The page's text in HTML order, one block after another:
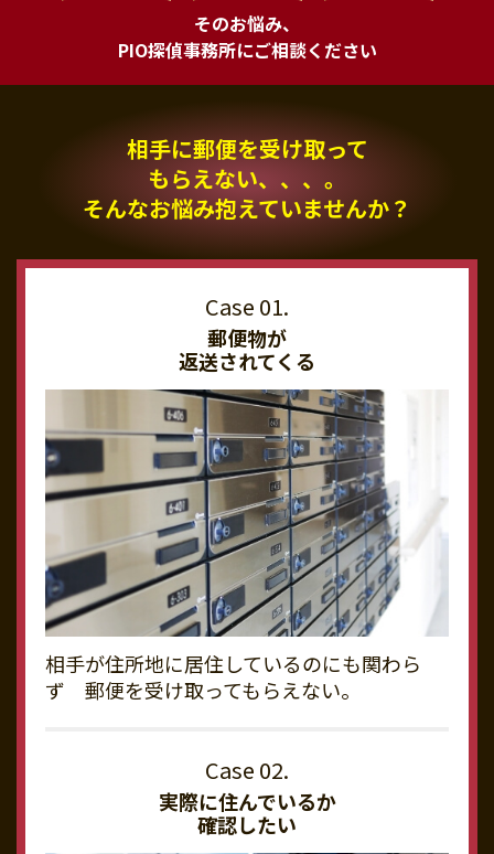
そのお悩み、
PIO探偵事務所にご相談ください
相手に郵便を受け取って
もらえない、、、。
そんなお悩み抱えていませんか？
郵便物が
返送されてくる
相手が住所地に居住しているのにも関わら
ず 郵便を受け取ってもらえない。
実際に住んでいるか
確認したい